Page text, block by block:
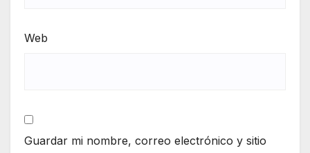
Web
Guardar mi nombre, correo electrónico y sitio